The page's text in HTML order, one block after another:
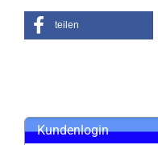
teilen
Kundenlogin